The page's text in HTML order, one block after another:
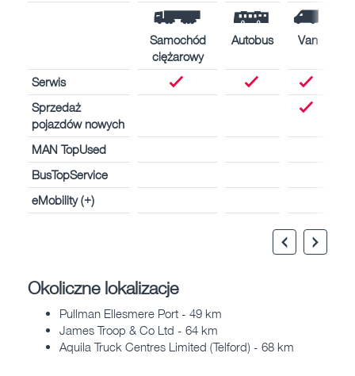
Samochód
ciężarowy
Autobus Van
Serwis
Sprzedaż
pojazdów nowych
MAN TopUsed
BusTopService
eMobility (+)
Okoliczne lokalizacje
Pullman Ellesmere Port - 49 km
James Troop & Co Ltd - 64 km
Aquila Truck Centres Limited (Telford) - 68 km